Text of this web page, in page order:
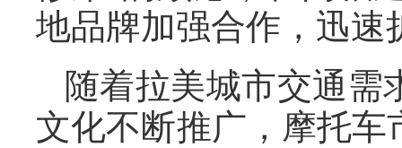
地品牌加强合作，迅速
随着拉美城市交通需
文化不断推广，摩托